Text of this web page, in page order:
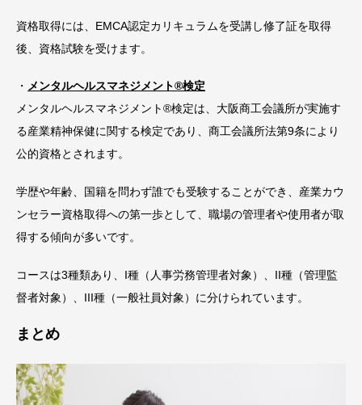
資格取得には、EMCA認定カリキュラムを受講し修了証を取得
後、資格試験を受けます。
・ メンタルヘルスマネジメント®検定
メンタルヘルスマネジメント®検定は、大阪商工会議所が実施す
る産業精神保健に関する検定であり、商工会議所法第9条により
公的資格とされます。
学歴や年齢、国籍を問わず誰でも受験することができ、産業カウ
ンセラー資格取得への第一歩として、職場の管理者や使用者が取
得する傾向が多いです。
コースは3種類あり、I種（人事労務管理者対象）、II種（管理監
督者対象）、III種（一般社員対象）に分けられています。
まとめ